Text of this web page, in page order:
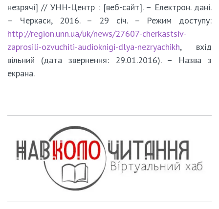
незрячі] // УНН-Центр : [веб-сайт]. – Електрон. дані.
– Черкаси, 2016. – 29 січ. – Режим доступу:
http://region.unn.ua/uk/news/27607-cherkastsiv-
zaprosili-ozvuchiti-audioknigi-dlya-nezryachikh, вхід
вільний (дата звернення: 29.01.2016). – Назва з
екрана.